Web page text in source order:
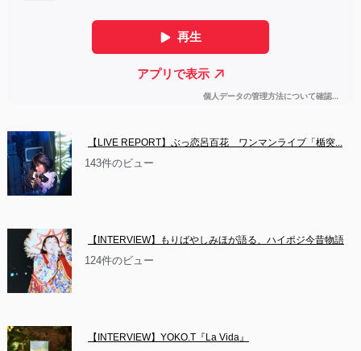
【LIVE REPORT】ぶっ恋呂百花　ワンマンライブ「楯突...
143件のビュー
【INTERVIEW】もりばやしみほが語る、ハイポジ今昔物語
124件のビュー
【INTERVIEW】YOKO.T『La Vida』